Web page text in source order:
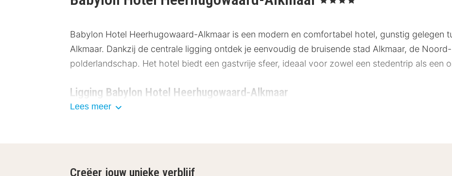
Babylon Hotel Heerhugowaard-Alkmaar is een modern en comfortabel hotel, gunstig gelegen
Alkmaar. Dankzij de centrale ligging ontdek je eenvoudig de bruisende stad Alkmaar, de
polderlandschap. Het hotel biedt een gastvrije sfeer, ideaal voor zowel een stedentrip als een
Ligging Babylon Hotel Heerhugowaard-Alkmaar
Babylon Hotel Heerhugowaard-Alkmaar ligt op een fijne locatie, perfect om stad en natuur te
Alkmaar Centrum – 11 km
Lees meer
Creëer jouw unieke verblijf